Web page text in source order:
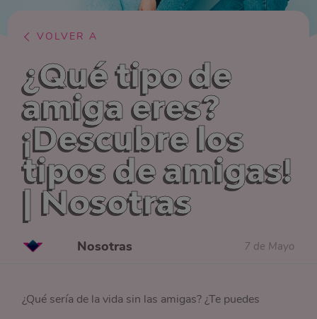
VOLVER A
¿Qué tipo de
amiga eres?
¡Descubre los
tipos de amigas!
| Nosotras
Nosotras 7 de Mayo
¿Qué sería de la vida sin las amigas? ¿Te puedes